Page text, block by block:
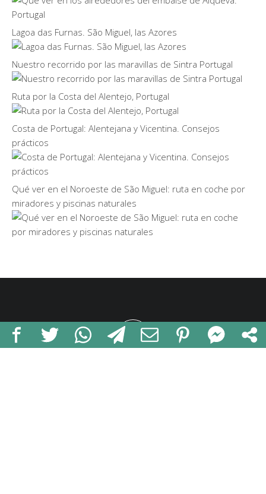
Lagoa das Furnas. São Miguel, las Azores
Nuestro recorrido por las maravillas de Sintra Portugal
Ruta por la Costa del Alentejo, Portugal
Costa de Portugal: Alentejana y Vicentina. Consejos
prácticos
Qué ver en el Noroeste de São Miguel: ruta en coche por
miradores y piscinas naturales